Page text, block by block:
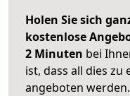
Holen Sie sich
kostenlose
2 Minuten bei
ist, dass all dies zu
angeboten werden.